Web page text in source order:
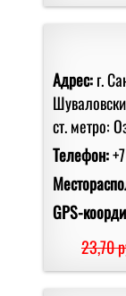
Адрес:г.
ст. метро:
Телефон:
GPS-
23,70